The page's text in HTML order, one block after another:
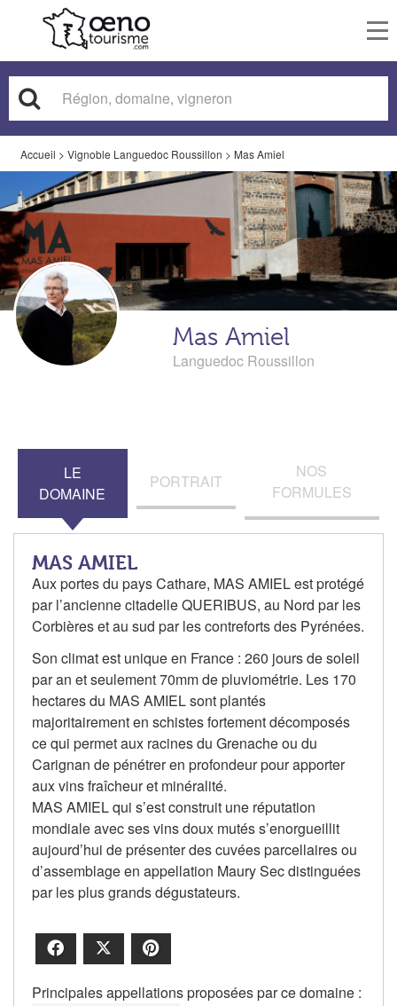
Accueil > Vignoble Languedoc Roussillon > Mas Amiel
Mas Amiel
Languedoc Roussillon
LE
DOMAINE
PORTRAIT
NOS
FORMULES
MAS AMIEL
Aux portes du pays Cathare, MAS AMIEL est protégé
par l’ancienne citadelle QUERIBUS, au Nord par les
Corbières et au sud par les contreforts des Pyrénées.
Son climat est unique en France : 260 jours de soleil
par an et seulement 70mm de pluviométrie. Les 170
hectares du MAS AMIEL sont plantés
majoritairement en schistes fortement décomposés
ce qui permet aux racines du Grenache ou du
Carignan de pénétrer en profondeur pour apporter
aux vins fraîcheur et minéralité.
MAS AMIEL qui s’est construit une réputation
mondiale avec ses vins doux mutés s’enorgueillit
aujourd’hui de présenter des cuvées parcellaires ou
d’assemblage en appellation Maury Sec distinguées
par les plus grands dégustateurs.
Facebook
Principales appellations proposées par ce domaine :